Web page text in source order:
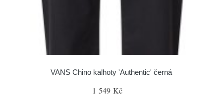
VANS Chino kalhoty 'Authentic' černá
1 549 Kč